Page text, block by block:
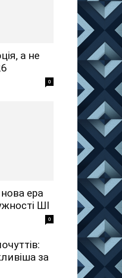
а не
0
ера
ШІ
0
за